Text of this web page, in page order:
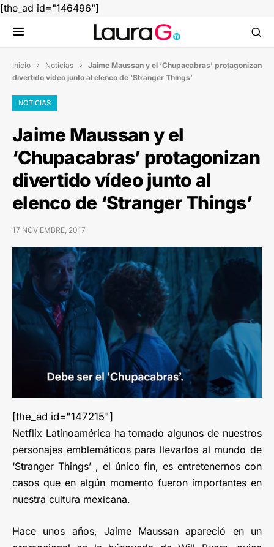
[the_ad id="146496"]
Inicio  Noticias  Jaime Maussan y el ‘Chupacabras’ protagonizan
divertido vídeo junto al elenco de ‘Stranger Things’
NOTICIAS
Jaime Maussan y el
‘Chupacabras’ protagonizan
divertido vídeo junto al
elenco de ‘Stranger Things’
17 NOVIEMBRE, 2017
[the_ad id="147215"]
Netflix Latinoamérica ha tomado algunos de nuestros
personajes emblemáticos para llevarlos al mundo de
‘Stranger Things’ , el único fin, es entretenernos con
casos que en algún momento fueron importantes en
nuestra cultura mexicana.
Hace unos años, Jaime Maussan apareció en un